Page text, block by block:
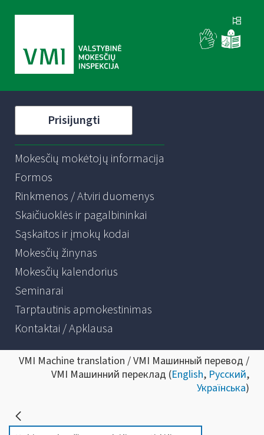
Prisijungti
Mokesčių mokėtojų informacija
Formos
Rinkmenos / Atviri duomenys
Skaičiuoklės ir pagalbininkai
Sąskaitos ir įmokų kodai
Mokesčių žinynas
Mokesčių kalendorius
Seminarai
Tarptautinis apmokestinimas
Kontaktai / Apklausa
VMI Machine translation / VMI Машинный перевод /
VMI Машинний переклад (English, Русский,
Українська)